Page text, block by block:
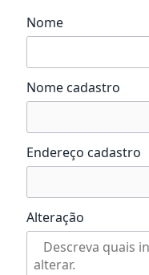
Nome
Nome cadastro
Endereço cadastro
Alteração